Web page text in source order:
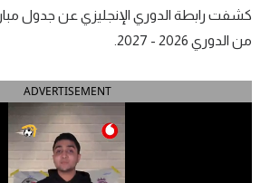
الدوري الإنجليزي الممتاز
الدوري الإسباني
كشفت رابطة الدوري الإنجليزي عن جدول
من الدوري 2026 - 2027.
ADVERTISEMENT